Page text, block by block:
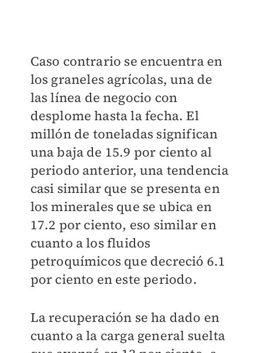
Caso contrario se encuentra en
los graneles agrícolas, una de
las línea de negocio con
desplome hasta la fecha. El
millón de toneladas significan
una baja de 15.9 por ciento al
periodo anterior, una tendencia
casi similar que se presenta en
los minerales que se ubica en
17.2 por ciento, eso similar en
cuanto a los fluidos
petroquímicos que decreció 6.1
por ciento en este periodo.
La recuperación se ha dado en
cuanto a la carga general suelta